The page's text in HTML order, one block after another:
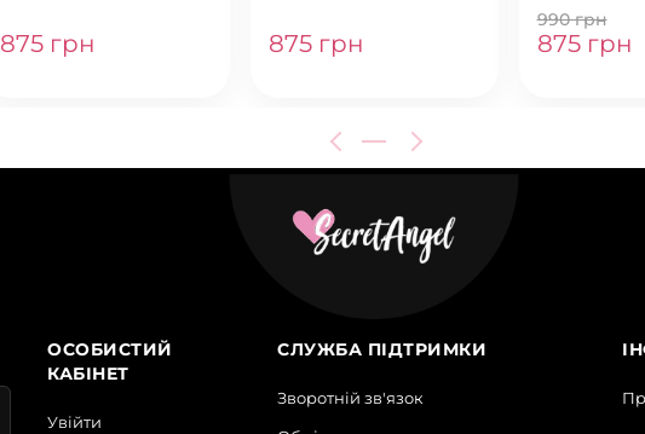
875 грн 875 грн
990 грн
875 грн
ОСОБИСТИЙ
КАБІНЕТ
Увійти
СЛУЖБА ПІДТРИМКИ
Зворотній зв'язок